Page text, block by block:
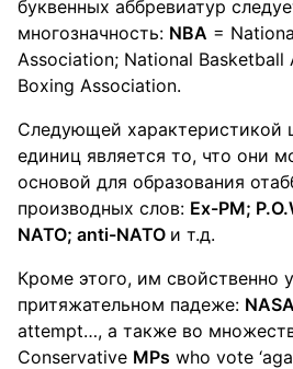
буквенных аббревиатур
многозначность: NBA =
Association; National Basketball
Boxing Association.
Следующей характеристикой
единиц является то, что они
основой для образования
производных слов: Ex-PM;
NATO; anti-NATO и т.д.
Кроме этого, им свойственно
притяжательном падеже:
attempt…, а также во
Conservative MPs who vote